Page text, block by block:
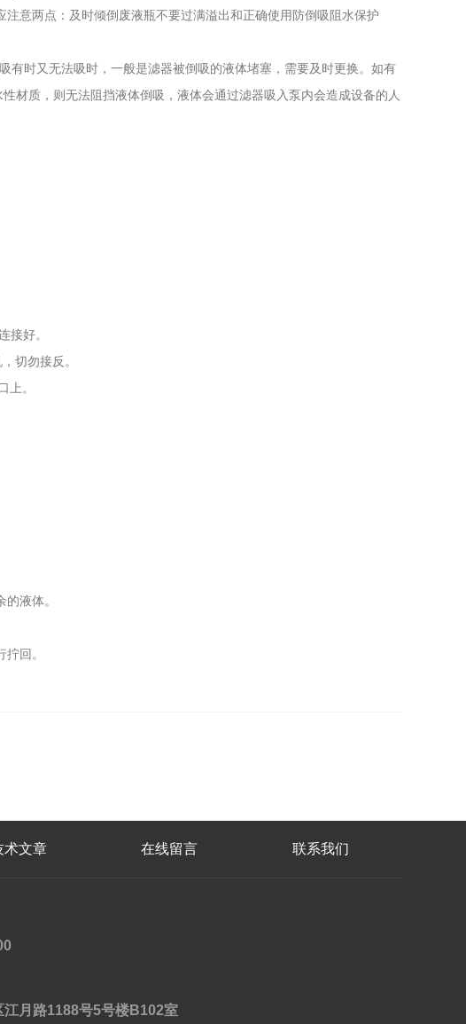
意两点：及时倾倒废液瓶不要过满溢出和正确使用防倒吸阻水保护
时又无法吸时，一般是滤器被倒吸的液体堵塞，需要及时更换。如有
材质，则无法阻挡液体倒吸，液体会通过滤器吸入泵内会造成设备的人
接好。
切勿接反。
上。
液体。
回。
术文章 在线留言 联系我们
江月路1188号5号楼B102室